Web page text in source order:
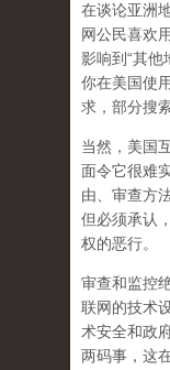
在谈论亚洲
网公民喜欢
影响到“其他
你在美国使
求，部分搜
当然，美国
面令它很难
由、审查方
但必须承认，
权的恶行。
审查和监控
联网的技术
术安全和政
两码事，这